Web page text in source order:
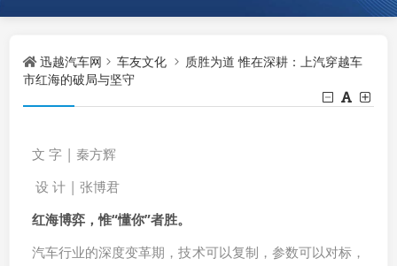
迅越汽车网 车友文化
质胜为道 惟在深耕：上汽穿越车
市红海的破局与坚守
文 字 | 秦方辉
设 计 | 张博君
红海博弈，惟“懂你”者胜。
汽车行业的深度变革期，技术可以复制，参数可以对标，